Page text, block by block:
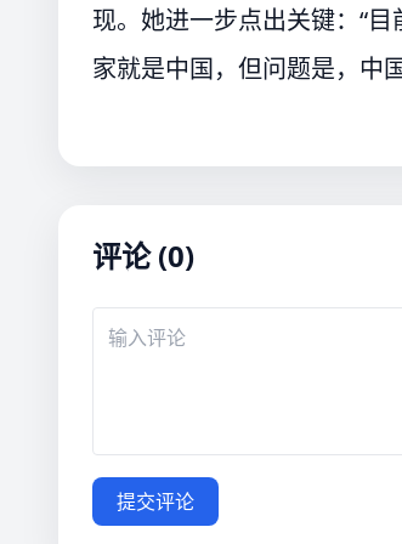
现。她进一步点出关键：“
家就是中国，但问题是，中
评论 (0)
提交评论